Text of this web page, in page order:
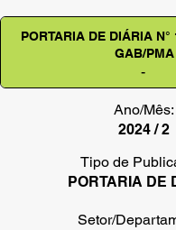
PORTARIA DE DIÁRIA
GAB/PMA
-
Ano/Mês:
2024 / 2
Tipo de
PORTARIA DE
Setor/